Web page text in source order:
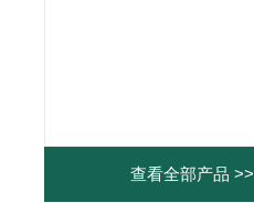
查看全部产品 >>